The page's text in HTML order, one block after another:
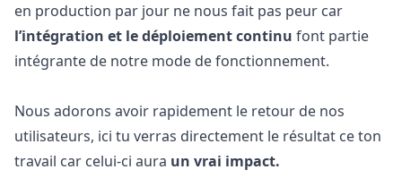
en production par jour ne nous fait pas peur car
l’intégration et le déploiement continu font partie
intégrante de notre mode de fonctionnement.
Nous adorons avoir rapidement le retour de nos
utilisateurs, ici tu verras directement le résultat ce ton
travail car celui-ci aura un vrai impact.